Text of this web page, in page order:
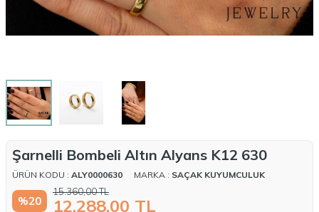
Şarnelli Bombeli Altın Alyans K12 630
ÜRÜN KODU : ALY0000630 MARKA : SAÇAK KUYUMCULUK
%20
15.360,00TL
12.288,00 TL